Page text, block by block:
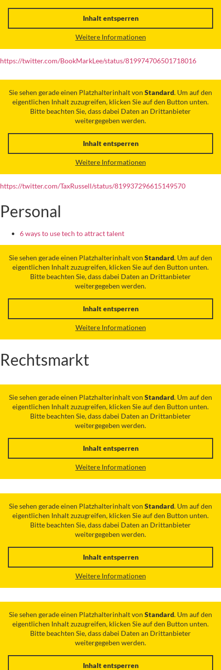
Inhalt entsperren
Weitere Informationen
https://twitter.com/BookMarkLee/status/819974706501718016
Sie sehen gerade einen Platzhalterinhalt von Standard. Um auf den
eigentlichen Inhalt zuzugreifen, klicken Sie auf den Button unten.
Bitte beachten Sie, dass dabei Daten an Drittanbieter
weitergegeben werden.
Inhalt entsperren
Weitere Informationen
https://twitter.com/TaxRussell/status/819937296615149570
Personal
6 ways to use tech to attract talent
Sie sehen gerade einen Platzhalterinhalt von Standard. Um auf den
eigentlichen Inhalt zuzugreifen, klicken Sie auf den Button unten.
Bitte beachten Sie, dass dabei Daten an Drittanbieter
weitergegeben werden.
Inhalt entsperren
Weitere Informationen
Rechtsmarkt
Sie sehen gerade einen Platzhalterinhalt von Standard. Um auf den
eigentlichen Inhalt zuzugreifen, klicken Sie auf den Button unten.
Bitte beachten Sie, dass dabei Daten an Drittanbieter
weitergegeben werden.
Inhalt entsperren
Weitere Informationen
Sie sehen gerade einen Platzhalterinhalt von Standard. Um auf den
eigentlichen Inhalt zuzugreifen, klicken Sie auf den Button unten.
Bitte beachten Sie, dass dabei Daten an Drittanbieter
weitergegeben werden.
Inhalt entsperren
Weitere Informationen
Sie sehen gerade einen Platzhalterinhalt von Standard. Um auf den
eigentlichen Inhalt zuzugreifen, klicken Sie auf den Button unten.
Bitte beachten Sie, dass dabei Daten an Drittanbieter
weitergegeben werden.
Inhalt entsperren